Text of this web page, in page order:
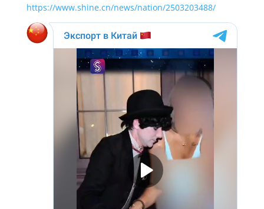
https://www.shine.cn/news/nation/2503203488/